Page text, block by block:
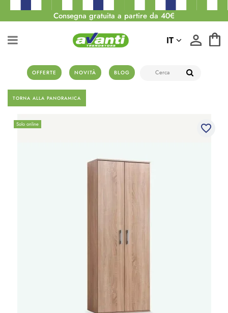
Consegna gratuita a partire da 40€
OFFERTE NOVITÀ BLOG
IT
TORNA ALLA PANORAMICA
Solo online favorite_border